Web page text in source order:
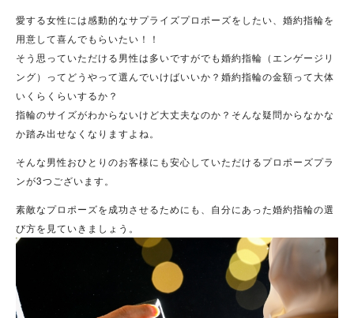
愛する女性には感動的なサプライズプロポーズをしたい、婚約指輪を
用意して喜んでもらいたい！！
そう思っていただける男性は多いですがでも婚約指輪（エンゲージリ
ング）ってどうやって選んでいけばいいか？婚約指輪の金額って大体
いくらくらいするか？
指輪のサイズがわからないけど大丈夫なのか？そんな疑問からなかな
か踏み出せなくなりますよね。
そんな男性おひとりのお客様にも安心していただけるプロポーズプラ
ンが3つございます。
素敵なプロポーズを成功させるためにも、自分にあった婚約指輪の選
び方を見ていきましょう。